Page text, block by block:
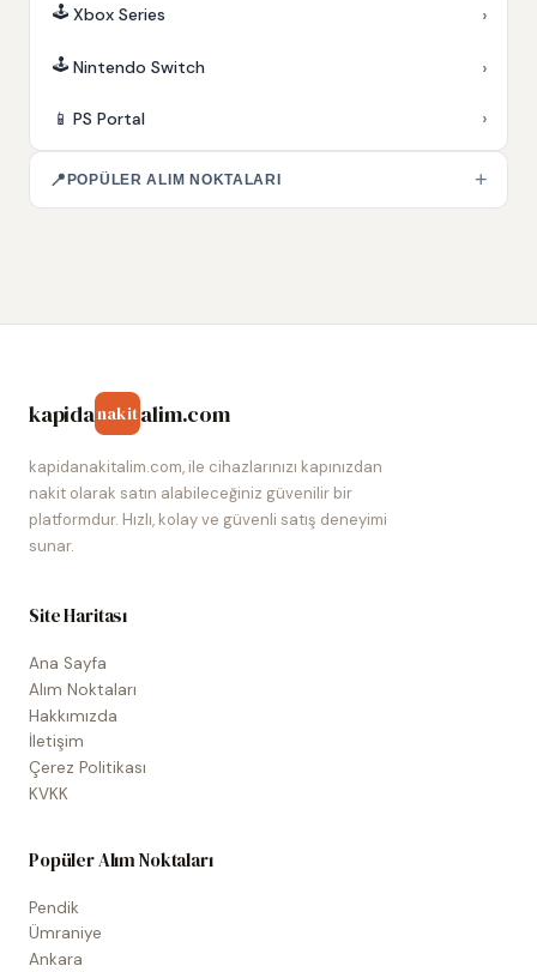
🕹️ Xbox Series ›
🕹️ Nintendo Switch ›
📱 PS Portal ›
📍 POPÜLER ALIM NOKTALARI +
kapidanakitalim.com
kapidanakitalim.com, ile cihazlarınızı kapınızdan
nakit olarak satın alabileceğiniz güvenilir bir
platformdur. Hızlı, kolay ve güvenli satış deneyimi
sunar.
Site Haritası
Ana Sayfa
Alım Noktaları
Hakkımızda
İletişim
Çerez Politikası
KVKK
Popüler Alım Noktaları
Pendik
Ümraniye
Ankara